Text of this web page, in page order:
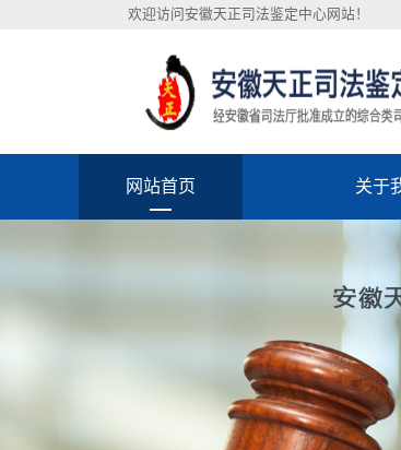
欢迎访问安徽天正司法鉴定中心网站！
网站首页 关于